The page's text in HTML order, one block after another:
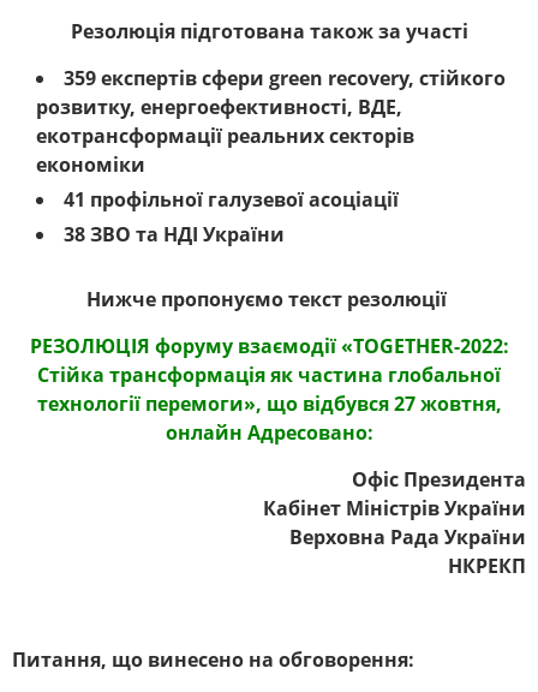
Резолюція підготована також за участі
359 експертів сфери green recovery, стійкого
розвитку, енергоефективності, ВДЕ,
екотрансформації реальних секторів
економіки
41 профільної галузевої асоціації
38 ЗВО та НДІ України
Нижче пропонуємо текст резолюції
РЕЗОЛЮЦІЯ форуму взаємодії «TOGETHER-2022:
Стійка трансформація як частина глобальної
технології перемоги», що відбувся 27 жовтня,
онлайн Адресовано:
Офіс Президента
Кабінет Міністрів України
Верховна Рада України
НКРЕКП
Питання, що винесено на обговорення: